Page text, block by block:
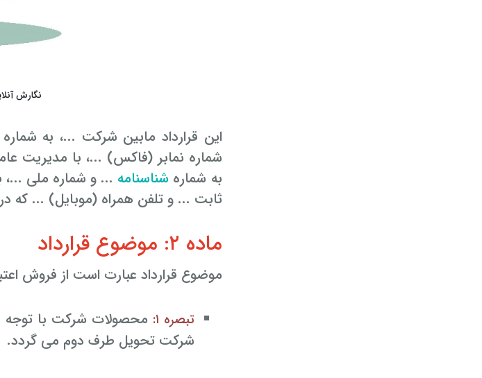
نگارش
این قرارداد مابین شرکت ...، به شماره
شماره نمابر (فاکس) ...، با مدیریت
به شماره شناسنامه ... و شماره ملی ...،
ثابت ... و تلفن همراه (موبایل) ... که
ماده ۲: موضوع قرارداد
موضوع قرارداد عبارت است از فروش
تبصره ۱:
محصولات شرکت با توجه
شرکت تحویل طرف دوم می گردد.